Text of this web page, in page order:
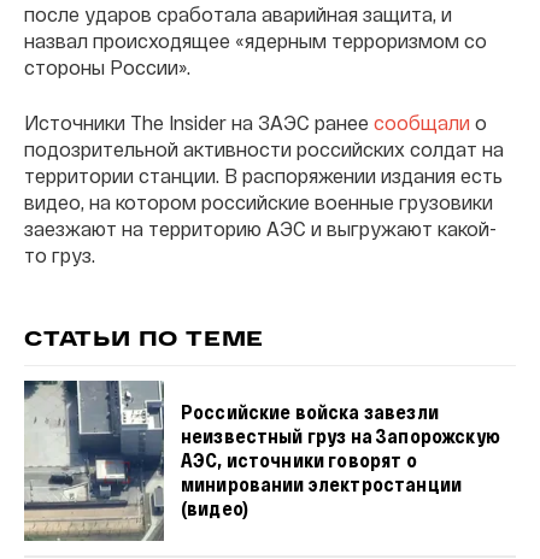
после ударов сработала аварийная защита, и
назвал происходящее «ядерным терроризмом со
стороны России».
Источники The Insider на ЗАЭС ранее сообщали о
подозрительной активности российских солдат на
территории станции. В распоряжении издания есть
видео, на котором российские военные грузовики
заезжают на территорию АЭС и выгружают какой-
то груз.
СТАТЬИ ПО ТЕМЕ
Российские войска завезли
неизвестный груз на Запорожскую
АЭС, источники говорят о
минировании электростанции
(видео)